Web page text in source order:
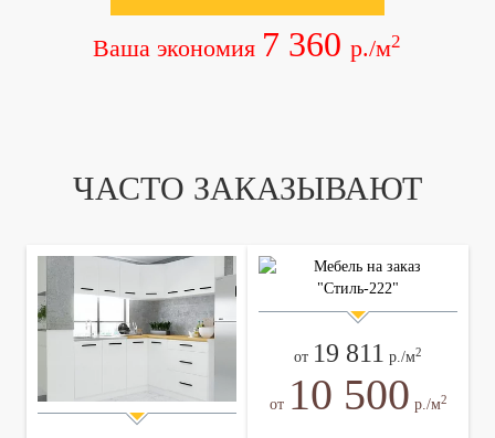
Ваша экономия 7 360р./м2
ЧАСТО ЗАКАЗЫВАЮТ
от 19 811 р./м2
от 10 500 р./м2